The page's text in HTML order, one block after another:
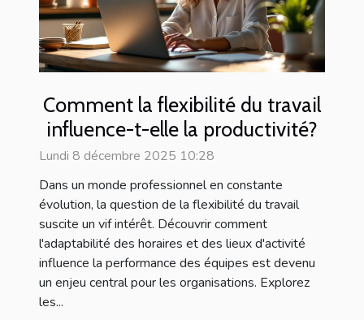
Comment la flexibilité du travail
influence-t-elle la productivité?
Lundi 8 décembre 2025 10:28
Dans un monde professionnel en constante
évolution, la question de la flexibilité du travail
suscite un vif intérêt. Découvrir comment
l'adaptabilité des horaires et des lieux d'activité
influence la performance des équipes est devenu
un enjeu central pour les organisations. Explorez
les...